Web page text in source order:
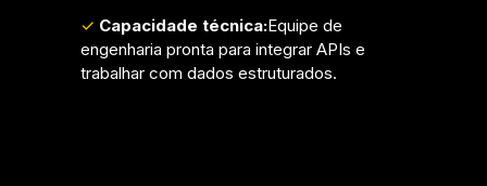
✓ Capacidade técnica:Equipe de
engenharia pronta para integrar APIs e
trabalhar com dados estruturados.